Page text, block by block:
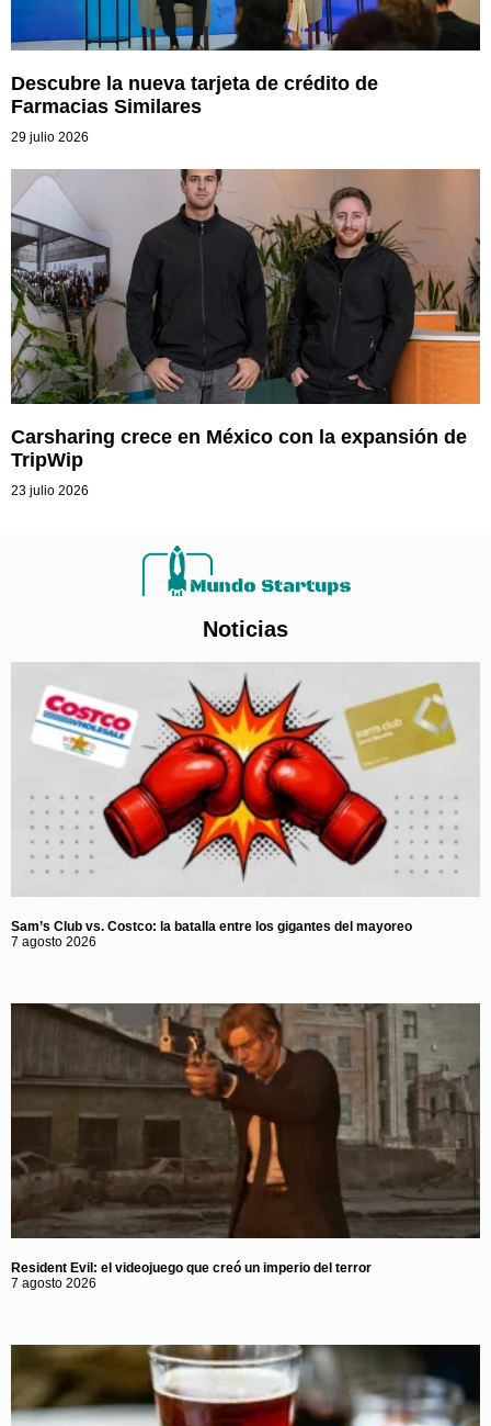
Descubre la nueva tarjeta de crédito de
Farmacias Similares
29 julio 2026
Carsharing crece en México con la expansión de
TripWip
23 julio 2026
Noticias
Sam’s Club vs. Costco: la batalla entre los gigantes del mayoreo
7 agosto 2026
Resident Evil: el videojuego que creó un imperio del terror
7 agosto 2026